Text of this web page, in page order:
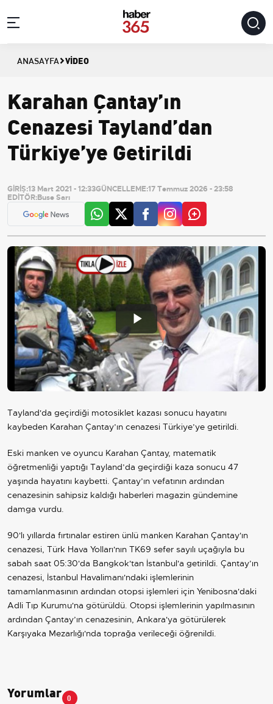
ANASAYFA VIDEO
Karahan Çantay’ın
Cenazesi Tayland’dan
Türkiye’ye Getirildi
GİRİŞ:13 Mart 2021 - 12:33GÜNCELLEME:17 Temmuz 2026 - 23:58
EDİTÖR:Buse Sarı
Play
Video
Tayland'da geçirdiği motosiklet kazası sonucu hayatını
kaybeden Karahan Çantay’ın cenazesi Türkiye’ye getirildi.
Eski manken ve oyuncu Karahan Çantay, matematik
öğretmenliği yaptığı Tayland’da geçirdiği kaza sonucu 47
yaşında hayatını kaybetti. Çantay’ın vefatının ardından
cenazesinin sahipsiz kaldığı haberleri magazin gündemine
damga vurdu.
90'lı yıllarda fırtınalar estiren ünlü manken Karahan Çantay'ın
cenazesi, Türk Hava Yolları'nın TK69 sefer sayılı uçağıyla bu
sabah saat 05:30'da Bangkok'tan İstanbul'a getirildi. Çantay’ın
cenazesi, İstanbul Havalimanı'ndaki işlemlerinin
tamamlanmasının ardından otopsi işlemleri için Yenibosna'daki
Adli Tıp Kurumu'na götürüldü. Otopsi işlemlerinin yapılmasının
ardından Çantay’ın cenazesinin, Ankara'ya götürülerek
Karşıyaka Mezarlığı'nda toprağa verileceği öğrenildi.
Yorumlar 0